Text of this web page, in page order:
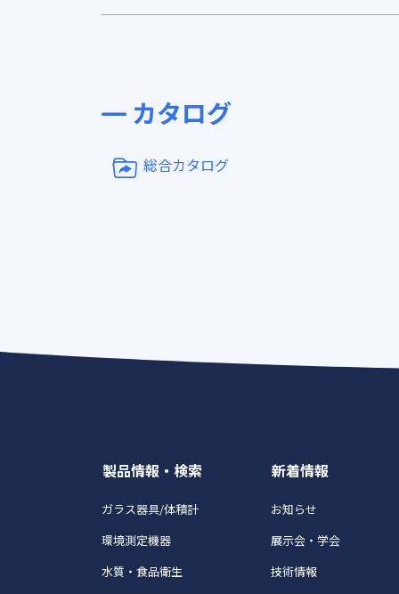
カタログ
総合カタログ
製品情報・検索
ガラス器具/体積計
環境測定機器
水質・食品衛生
新着情報
お知らせ
展示会・学会
技術情報